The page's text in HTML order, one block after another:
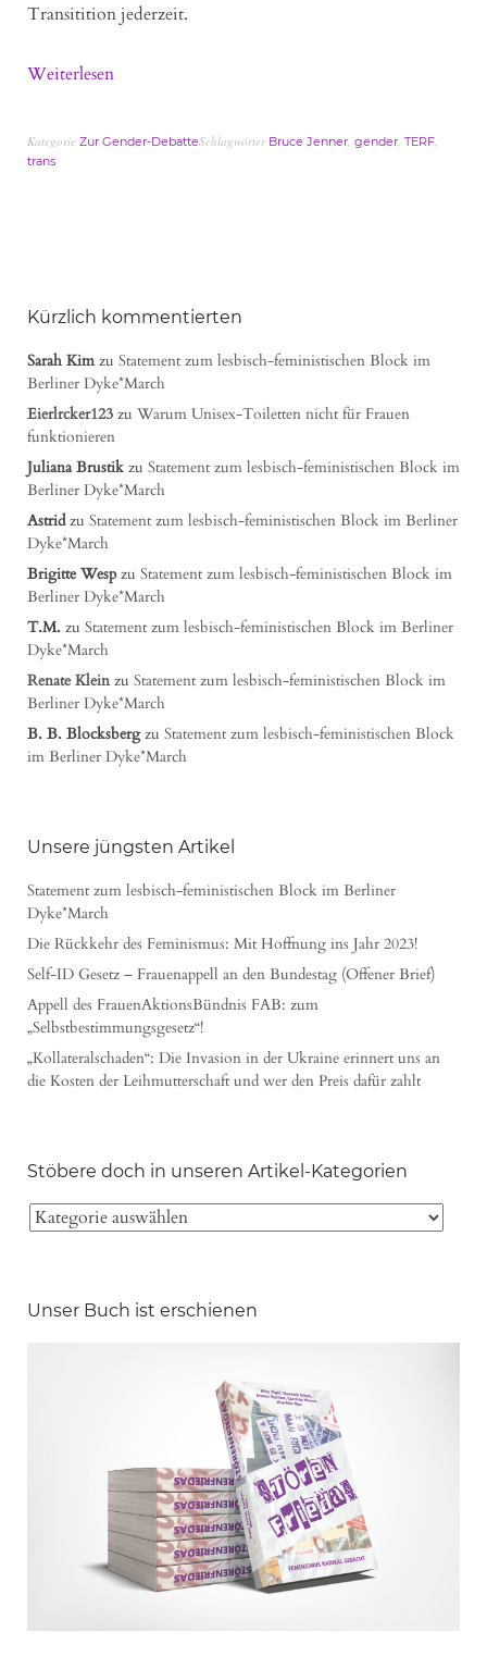
Transitition jederzeit.
Weiterlesen
Kategorie Zur Gender-DebatteSchlagwörter Bruce Jenner gender TERF
trans
Kürzlich kommentierten
Sarah Kimzu Statement zum lesbisch-feministischen Block im
Berliner Dyke*March
Eierlrcker123 zu Warum Unisex-Toiletten nicht für Frauen
funktionieren
Juliana Brustik zu Statement zum lesbisch-feministischen Block im
Berliner Dyke*March
Astridzu Statement zum lesbisch-feministischen Block im Berliner
Dyke*March
Brigitte Wespzu Statement zum lesbisch-feministischen Block im
Berliner Dyke*March
T.M. zu Statement zum lesbisch-feministischen Block im Berliner
Dyke*March
Renate Kleinzu Statement zum lesbisch-feministischen Block im
Berliner Dyke*March
B. B. Blocksbergzu Statement zum lesbisch-feministischen Block
im Berliner Dyke*March
Unsere jüngsten Artikel
Statement zum lesbisch-feministischen Block im Berliner
Dyke*March
Die Rückkehr des Feminismus: Mit Hoffnung ins Jahr 2023!
Self-ID Gesetz – Frauenappell an den Bundestag (Offener Brief)
Appell des FrauenAktionsBündnis FAB: zum
„Selbstbestimmungsgesetz“!
„Kollateralschaden“: Die Invasion in der Ukraine erinnert uns an
die Kosten der Leihmutterschaft und wer den Preis dafür zahlt
Stöbere doch in unseren Artikel-Kategorien
Unser Buch ist erschienen